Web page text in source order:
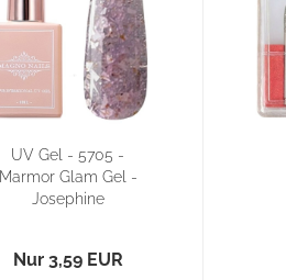
UV Gel - 5705 -
Marmor Glam Gel -
Josephine
Nur 3,59 EUR